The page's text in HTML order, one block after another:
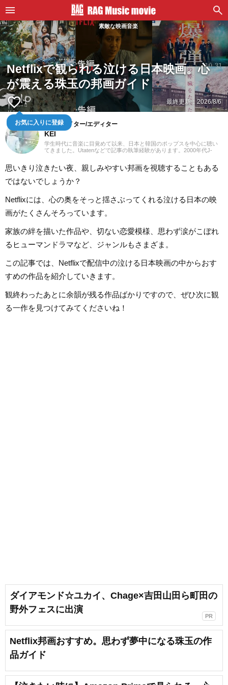
素敵な映画音楽
Netflixで観られる泣ける日本映画。心
が震える珠玉の邦画ガイド
favorite_border 1
お気に入りに登録
最終更新： 2026/8/6
POPSライター/エディター
KEI
学生時代に音楽に目覚めて以来、日本と韓国のポップスを中心に聴い
てきました。Utatenなどで記事の執筆経験があります。2000年代J-
ンル問わずに楽しみます。過去のお仕事の環境とその影響で往年のロ
ックや歌謡曲をたくさん耳にしたことが、「好き」の幅を広げたかも
しれません。『RAG MUSIC』ではK-POPとJ-POPを中心に担当中。ポ
ップスシーンを見てきた肌感覚とヒット性に即した編集を心がけてい
思いきり泣きたい夜、親しみやすい邦画を視聴することもある
ではないでしょうか？
Netflixには、心の奥をそっと揺さぶってくれる泣ける日本の映
画がたくさんそろっています。
家族の絆を描いた作品や、切ない恋愛模様、思わず涙がこぼれ
るヒューマンドラマなど、ジャンルもさまざま。
この記事では、Netflixで配信中の泣ける日本映画の中からおす
すめの作品を紹介していきます。
観終わったあとに余韻が残る作品ばかりですので、ぜひ次に観
る一作を見つけてみてくださいね！
ダイアモンド☆ユカイ、Chage×吉田山田ら町田の
野外フェスに出演
PR
Netflix邦画おすすめ。思わず夢中になる珠玉の作
品ガイド